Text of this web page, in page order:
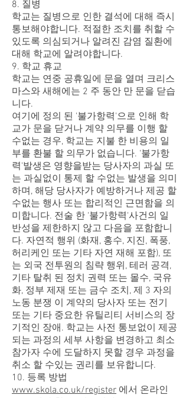
8. 질병
학교는 질병으로 인한 결석에 대해 즉시
통보해야합니다. 적절한 조치를 취할 수
있도록 의심되거나 알려진 감염 질환에
대해 학교에 알려야합니다.
9. 학교 휴교
학교는 연중 공휴일에 문을 열며 크리스
마스와 새해에는 2 주 동안 만 문을 닫습
니다.
여기에 정의 된 '불가항력'으로 인해 학
교가 문을 닫거나 계약 의무를 이행 할
수없는 경우, 학교는 지불 한 비용의 일
부를 환불 할 의무가 없습니다. '불가항
력'발생은 영향을받는 당사자의 과실 또
는 과실없이 통제 할 수없는 발생을 의미
하며, 해당 당사자가 예방하거나 제공 할
수없는 행사 또는 합리적인 근면함을 의
미합니다. 전술 한 '불가항력'사건의 일
반성을 제한하지 않고 다음을 포함합니
다. 자연적 행위 (화재, 홍수, 지진, 폭풍,
허리케인 또는 기타 자연 재해 포함), 또
는 외국 전투원의 침략 행위, 테러 공격,
기타 탈취 된 정치 권력 또는 몰수, 국유
화, 정부 제재 또는 금수 조치, 제 3 자의
노동 분쟁 이 계약의 당사자 또는 전기
또는 기타 중요한 유틸리티 서비스의 장
기적인 장애. 학교는 사전 통보없이 제공
되는 과정의 세부 사항을 변경하고 최소
참가자 수에 도달하지 못할 경우 과정을
취소 할 수있는 권리를 보유합니다.
10. 등록 방법
www.skola.co.uk/register 에서 온라인